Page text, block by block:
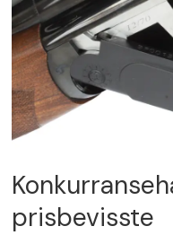
prisbevisste